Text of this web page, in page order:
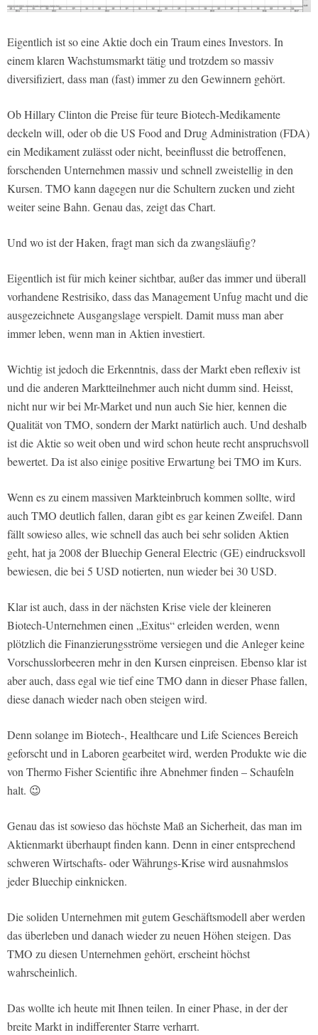
Eigentlich ist so eine Aktie doch ein Traum eines Investors. In
einem klaren Wachstumsmarkt tätig und trotzdem so massiv
diversifiziert, dass man (fast) immer zu den Gewinnern gehört.
Ob Hillary Clinton die Preise für teure Biotech-Medikamente
deckeln will, oder ob die US Food and Drug Administration (FDA)
ein Medikament zulässt oder nicht, beeinflusst die betroffenen,
forschenden Unternehmen massiv und schnell zweistellig in den
Kursen. TMO kann dagegen nur die Schultern zucken und zieht
weiter seine Bahn. Genau das, zeigt das Chart.
Und wo ist der Haken, fragt man sich da zwangsläufig?
Eigentlich ist für mich keiner sichtbar, außer das immer und überall
vorhandene Restrisiko, dass das Management Unfug macht und die
ausgezeichnete Ausgangslage verspielt. Damit muss man aber
immer leben, wenn man in Aktien investiert.
Wichtig ist jedoch die Erkenntnis, dass der Markt eben reflexiv ist
und die anderen Marktteilnehmer auch nicht dumm sind. Heisst,
nicht nur wir bei Mr-Market und nun auch Sie hier, kennen die
Qualität von TMO, sondern der Markt natürlich auch. Und deshalb
ist die Aktie so weit oben und wird schon heute recht anspruchsvoll
bewertet. Da ist also einige positive Erwartung bei TMO im Kurs.
Wenn es zu einem massiven Markteinbruch kommen sollte, wird
auch TMO deutlich fallen, daran gibt es gar keinen Zweifel. Dann
fällt sowieso alles, wie schnell das auch bei sehr soliden Aktien
geht, hat ja 2008 der Bluechip General Electric (GE) eindrucksvoll
bewiesen, die bei 5 USD notierten, nun wieder bei 30 USD.
Klar ist auch, dass in der nächsten Krise viele der kleineren
Biotech-Unternehmen einen „Exitus“ erleiden werden, wenn
plötzlich die Finanzierungsströme versiegen und die Anleger keine
Vorschusslorbeeren mehr in den Kursen einpreisen. Ebenso klar ist
aber auch, dass egal wie tief eine TMO dann in dieser Phase fallen,
diese danach wieder nach oben steigen wird.
Denn solange im Biotech-, Healthcare und Life Sciences Bereich
geforscht und in Laboren gearbeitet wird, werden Produkte wie die
von Thermo Fisher Scientific ihre Abnehmer finden – Schaufeln
halt. 😉
Genau das ist sowieso das höchste Maß an Sicherheit, das man im
Aktienmarkt überhaupt finden kann. Denn in einer entsprechend
schweren Wirtschafts- oder Währungs-Krise wird ausnahmslos
jeder Bluechip einknicken.
Die soliden Unternehmen mit gutem Geschäftsmodell aber werden
das überleben und danach wieder zu neuen Höhen steigen. Das
TMO zu diesen Unternehmen gehört, erscheint höchst
wahrscheinlich.
Das wollte ich heute mit Ihnen teilen. In einer Phase, in der der
breite Markt in indifferenter Starre verharrt.